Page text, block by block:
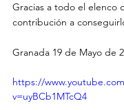
Gracias a todo el elenco
contribución a
Granada 19 de Mayo de
https://
v=uyBCb1MTcQ4